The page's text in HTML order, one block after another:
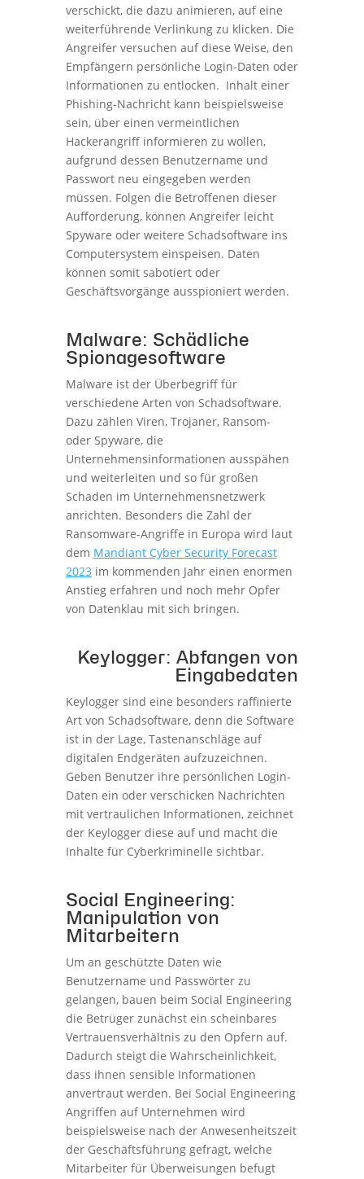
verschickt, die dazu animieren, auf eine
weiterführende Verlinkung zu klicken. Die
Angreifer versuchen auf diese Weise, den
Empfängern persönliche Login-Daten oder
Informationen zu entlocken. Inhalt einer
Phishing-Nachricht kann beispielsweise
sein, über einen vermeintlichen
Hackerangriff informieren zu wollen,
aufgrund dessen Benutzername und
Passwort neu eingegeben werden
müssen. Folgen die Betroffenen dieser
Aufforderung, können Angreifer leicht
Spyware oder weitere Schadsoftware ins
Computersystem einspeisen. Daten
können somit sabotiert oder
Geschäftsvorgänge ausspioniert werden.
Malware: Schädliche
Spionagesoftware
Malware ist der Überbegriff für
verschiedene Arten von Schadsoftware.
Dazu zählen Viren, Trojaner, Ransom-
oder Spyware, die
Unternehmensinformationen ausspähen
und weiterleiten und so für großen
Schaden im Unternehmensnetzwerk
anrichten. Besonders die Zahl der
Ransomware-Angriffe in Europa wird laut
dem Mandiant Cyber Security Forecast
2023 im kommenden Jahr einen enormen
Anstieg erfahren und noch mehr Opfer
von Datenklau mit sich bringen.
Keylogger: Abfangen von
Eingabedaten
Keylogger sind eine besonders raffinierte
Art von Schadsoftware, denn die Software
ist in der Lage, Tastenanschläge auf
digitalen Endgeräten aufzuzeichnen.
Geben Benutzer ihre persönlichen Login-
Daten ein oder verschicken Nachrichten
mit vertraulichen Informationen, zeichnet
der Keylogger diese auf und macht die
Inhalte für Cyberkriminelle sichtbar.
Social Engineering:
Manipulation von
Mitarbeitern
Um an geschützte Daten wie
Benutzername und Passwörter zu
gelangen, bauen beim Social Engineering
die Betrüger zunächst ein scheinbares
Vertrauensverhältnis zu den Opfern auf.
Dadurch steigt die Wahrscheinlichkeit,
dass ihnen sensible Informationen
anvertraut werden. Bei Social Engineering
Angriffen auf Unternehmen wird
beispielsweise nach der Anwesenheitszeit
der Geschäftsführung gefragt, welche
Mitarbeiter für Überweisungen befugt